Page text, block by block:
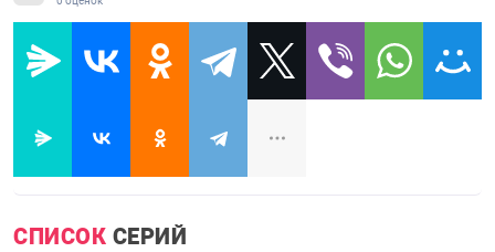
СПИСОК СЕРИЙ